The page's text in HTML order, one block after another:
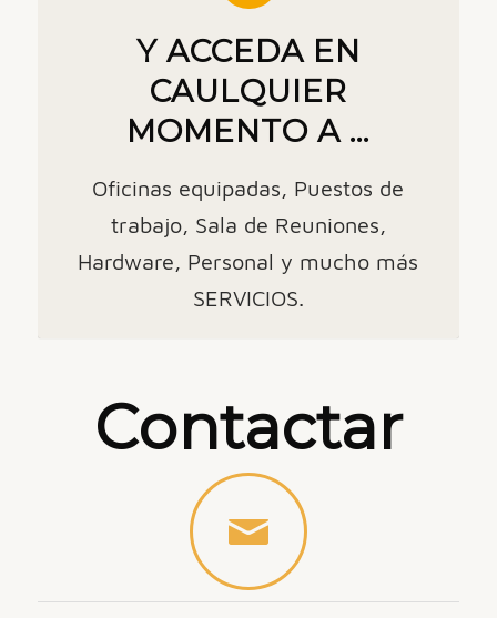
Y ACCEDA EN
CAULQUIER
MOMENTO A ...
Oficinas equipadas, Puestos de
trabajo, Sala de Reuniones,
Hardware, Personal y mucho más
SERVICIOS.
Contactar